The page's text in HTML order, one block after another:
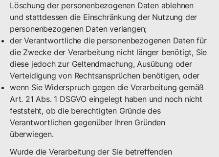
Löschung der personenbezogenen Daten ablehnen
und stattdessen die Einschränkung der Nutzung der
personenbezogenen Daten verlangen;
der Verantwortliche die personenbezogenen Daten für
die Zwecke der Verarbeitung nicht länger benötigt, Sie
diese jedoch zur Geltendmachung, Ausübung oder
Verteidigung von Rechtsansprüchen benötigen, oder
wenn Sie Widerspruch gegen die Verarbeitung gemäß
Art. 21 Abs. 1 DSGVO eingelegt haben und noch nicht
feststeht, ob die berechtigten Gründe des
Verantwortlichen gegenüber Ihren Gründen
überwiegen.
Wurde die Verarbeitung der Sie betreffenden